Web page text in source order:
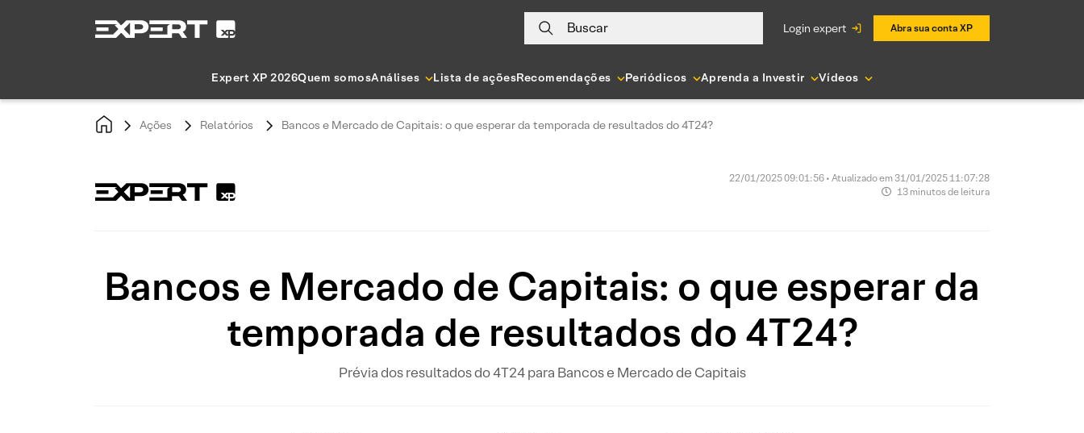
Buscar login expert Abra sua conta XP
Expert XP 2026Quem somosAnálises Lista de açõesRecomendações Periódicos Aprenda a Investir Vídeos
Ações Relatórios Bancos e Mercado de Capitais: o que esperar da temporada de resultados do 4T24?
22/01/2025 09:01:56 • Atualizado em 31/01/2025 11:07:28
13 minutos de leitura
Bancos e Mercado de Capitais: o que esperar da
temporada de resultados do 4T24?
Prévia dos resultados do 4T24 para Bancos e Mercado de Capitais